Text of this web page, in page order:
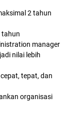
2 tahun
tahun
manager
nilai lebih
tepat, dan
organisasi